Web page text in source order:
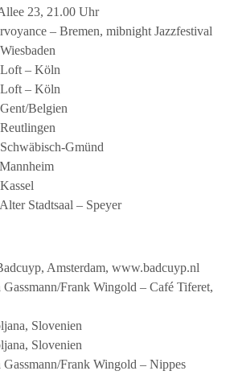
23, 21.00 Uhr
– Bremen, mibnight Jazzfestival
– Köln
– Köln
Belgien
Gmünd
Stadtsaal – Speyer
Amsterdam, www.badcuyp.nl
Frank Wingold – Café Tiferet,
Slovenien
Slovenien
Frank Wingold – Nippes